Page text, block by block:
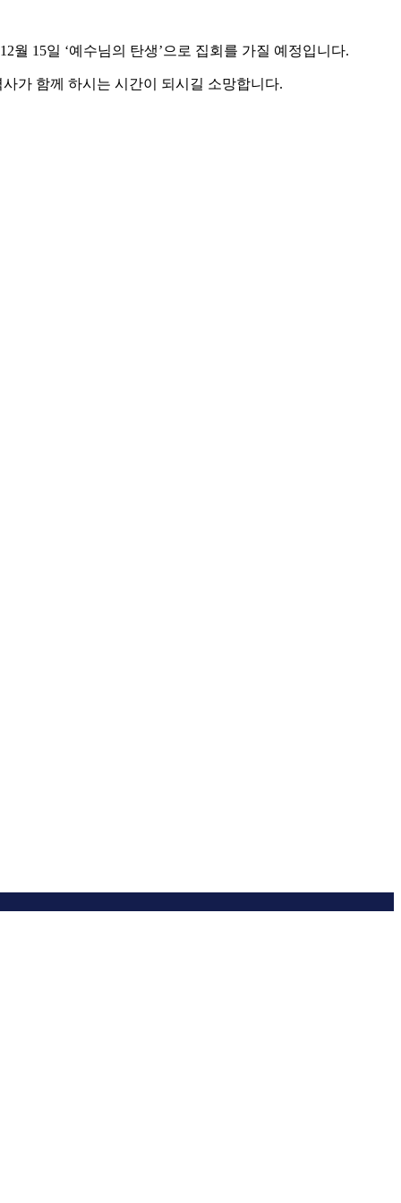
월 15일 ‘예수님의 탄생’으로 집회를 가질 예정입니다.
가 함께 하시는 시간이 되시길 소망합니다.